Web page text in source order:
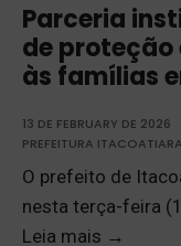
Parceria
de
às famílias
13 DE FEBRUARY DE 2026
PREFEITURA ITACOATIARA
O prefeito de
nesta terça-feira
Leia mais →